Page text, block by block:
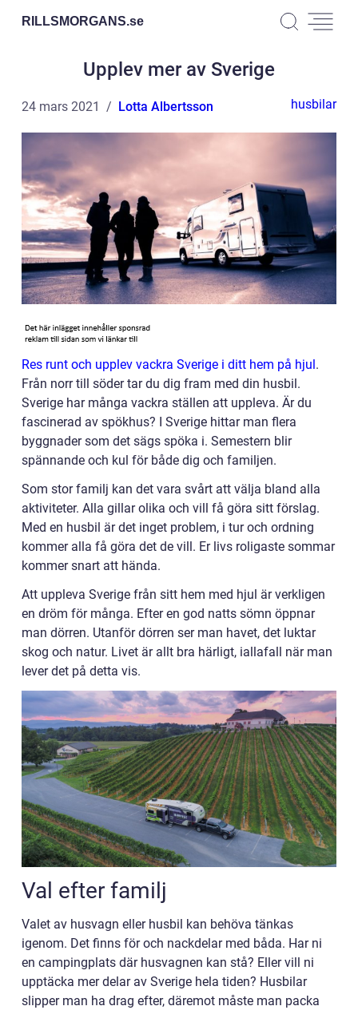
RILLSMORGANS.se
Upplev mer av Sverige
24 mars 2021 Lotta Albertsson husbilar
Res runt och upplev vackra Sverige i ditt hem på hjul.
Från norr till söder tar du dig fram med din husbil.
Sverige har många vackra ställen att uppleva. Är du
fascinerad av spökhus? I Sverige hittar man flera
byggnader som det sägs spöka i. Semestern blir
spännande och kul för både dig och familjen.
Som stor familj kan det vara svårt att välja bland alla
aktiviteter. Alla gillar olika och vill få göra sitt förslag.
Med en husbil är det inget problem, i tur och ordning
kommer alla få göra det de vill. Er livs roligaste sommar
kommer snart att hända.
Att uppleva Sverige från sitt hem med hjul är verkligen
en dröm för många. Efter en god natts sömn öppnar
man dörren. Utanför dörren ser man havet, det luktar
skog och natur. Livet är allt bra härligt, iallafall när man
lever det på detta vis.
Val efter familj
Valet av husvagn eller husbil kan behöva tänkas
igenom. Det finns för och nackdelar med båda. Har ni
en campingplats där husvagnen kan stå? Eller vill ni
upptäcka mer delar av Sverige hela tiden? Husbilar
slipper man ha drag efter, däremot måste man packa